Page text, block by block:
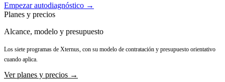
Empezar autodiagnóstico →
Planes y precios
Alcance, modelo y presupuesto
Los siete programas de Xternus, con su modelo de contratación y presupuesto orientativo
cuando aplica.
Ver planes y precios →